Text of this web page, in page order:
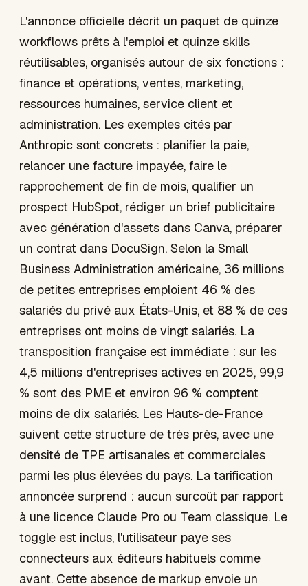
L'annonce officielle décrit un paquet de quinze
workflows prêts à l'emploi et quinze skills
réutilisables, organisés autour de six fonctions :
finance et opérations, ventes, marketing,
ressources humaines, service client et
administration. Les exemples cités par
Anthropic sont concrets : planifier la paie,
relancer une facture impayée, faire le
rapprochement de fin de mois, qualifier un
prospect HubSpot, rédiger un brief publicitaire
avec génération d'assets dans Canva, préparer
un contrat dans DocuSign. Selon la Small
Business Administration américaine, 36 millions
de petites entreprises emploient 46 % des
salariés du privé aux États-Unis, et 88 % de ces
entreprises ont moins de vingt salariés. La
transposition française est immédiate : sur les
4,5 millions d'entreprises actives en 2025, 99,9
% sont des PME et environ 96 % comptent
moins de dix salariés. Les Hauts-de-France
suivent cette structure de très près, avec une
densité de TPE artisanales et commerciales
parmi les plus élevées du pays. La tarification
annoncée surprend : aucun surcoût par rapport
à une licence Claude Pro ou Team classique. Le
toggle est inclus, l'utilisateur paye ses
connecteurs aux éditeurs habituels comme
avant. Cette absence de markup envoie un